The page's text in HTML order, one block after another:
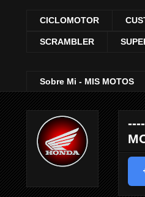
CICLOMOTOR
SCRAMBLER
Sobre Mi - MIS MOTOS